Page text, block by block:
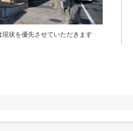
状を優先させていただきます